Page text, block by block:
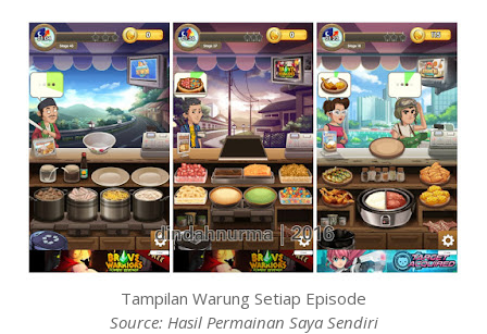
Tampilan Warung Setiap Episode
Source: Hasil Permainan Saya Sendiri